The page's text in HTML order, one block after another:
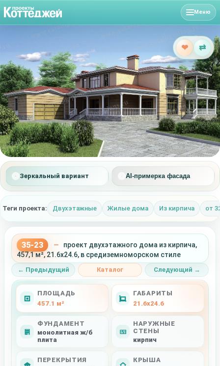
Меню
Зеркальный вариант AI-примерка фасада
Теги проекта: Двухэтажные Жилые дома Из кирпича от
❤ ⇄
35-23 —
проект двухэтажного дома из кирпича,
457,1 м², 21.6x24.6, в средиземноморском стиле
← Предыдущий Каталог Следующий →
ПЛОЩАДЬ
457.1 м²
ГАБАРИТЫ
21.6x24.6
ФУНДАМЕНТ
монолитная ж/б
плита
НАРУЖНЫЕ
СТЕНЫ
кирпич
ПЕРЕКРЫТИЯ
КРЫША